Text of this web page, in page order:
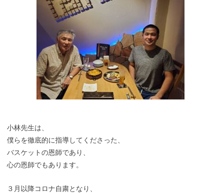
小林先生は、
僕らを徹底的に指導してくださった、
バスケットの恩師であり、
心の恩師でもあります。
３月以降コロナ自粛となり、